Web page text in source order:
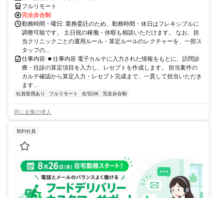
フルリモート
完全歩合制
勤務時間・曜日: 業務委託のため、勤務時間・休日はフレキシブルに
調整可能です。 土日祝の稼働・休暇も相談いただけます。 なお、担
当クリニックごとの運用ルール・算定ルールのレクチャーを、一部ス
タッフの...
仕事内容: ■ 仕事内容 電子カルテに入力された情報をもとに、訪問診
療・往診の算定項目を入力し、レセプトを作成します。 担当案件の
カルテ確認から算定入力・レセプト完成まで、一貫して担当いただき
ます...
社員登用あり フルリモート 在宅OK 完全歩合制
同じ企業の求人
契約社員